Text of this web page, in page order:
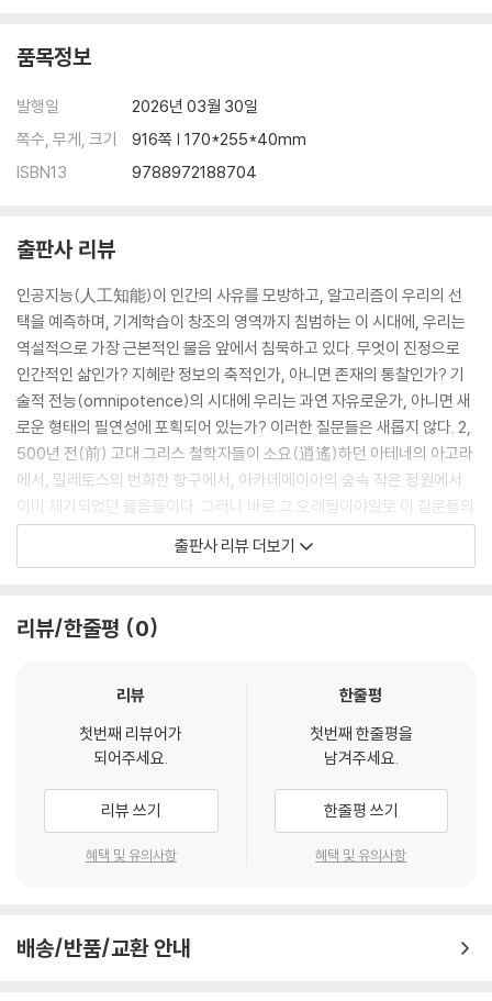
5. 인공지능 시대에 자동화된 낙원은 어떤 철학적 질문을 던지는가?
〈맺는 말〉에 앞서
맺는 말: 인간이라는 이름의 여정에 부쳐
저자 후기
고대 그리스어 알파벳 읽기 유의 사항
품목정보
발행일
2026년 03월 30일
쪽수, 무게, 크기
916쪽 | 170*255*40mm
ISBN13
9788972188704
출판사 리뷰
인공지능(人工知能)이 인간의 사유를 모방하고, 알고리즘이 우리의 선
택을 예측하며, 기계학습이 창조의 영역까지 침범하는 이 시대에, 우리는
역설적으로 가장 근본적인 물음 앞에서 침묵하고 있다. 무엇이 진정으로
인간적인 삶인가? 지혜란 정보의 축적인가, 아니면 존재의 통찰인가? 기
술적 전능(omnipotence)의 시대에 우리는 과연 자유로운가, 아니면 새
로운 형태의 필연성에 포획되어 있는가? 이러한 질문들은 새롭지 않다. 2,
500년 전(前) 고대 그리스 철학자들이 소요(逍遙)하던 아테네의 아고라
에서, 밀레토스의 번화한 항구에서, 아카데메이아의 숲속 작은 정원에서
이미 제기되었던 물음들이다. 그러나 바로 그 오래됨이야말로 이 질문들의
영속적 힘을 증명하는 것은 아닐까? 실제로, 시대의 변천(變遷) 속에서
소멸하지 않고 매 세대마다 새롭게 제기된다는 사실 자체가, 이 물음들이
현대 기술문명은 우리에게 전례 없는 능력을 부여했지만, 동시에 실존적
하며, 더 많이 연결되어 있지만 더 깊이 고립되어 있고, 더 효율적으로 살지
그리스인들이 던진 질문들은 단순한 역사적 호기심의 대상이 아니라, 우리
시대의 위기를 진단하고 치유할 수 있는 철학적 파르마콘(φάρμακον)으
로 기능할 것이다. 그들의 질문은 시간을 초월하여 우리에게 도달하며, 우
리로 하여금 기술적 진보의 현혹으로부터 한 걸음 물러나 존재의 의미를
다시 묻도록 촉구한다.
하고자 한다. 주지하다시피, 서양 사상사에서 인간 본질에 대한 규정은 다
출판사 리뷰 더보기
리뷰/한줄평 0
리뷰
첫번째 리뷰어가
되어주세요.
리뷰 쓰기
혜택 및 유의사항
한줄평
첫번째 한줄평을
남겨주세요.
한줄평 쓰기
혜택 및 유의사항
배송/반품/교환 안내